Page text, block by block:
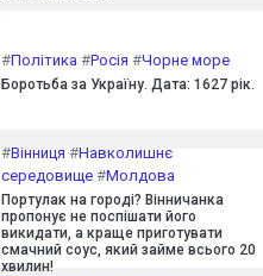
#Політика #Росія #Чорне море
Боротьба за Україну. Дата: 1627 рік.
#Вінниця #Навколишнє
середовище #Молдова
Портулак на городі? Вінничанка
пропонує не поспішати його
викидати, а краще приготувати
смачний соус, який займе всього 20
хвилин!